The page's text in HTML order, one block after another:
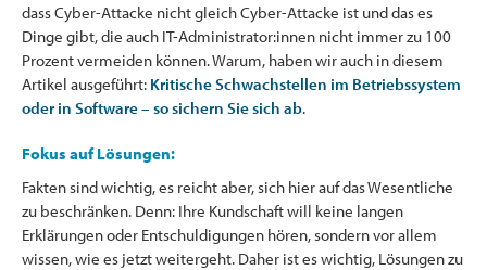
dass Cyber-Attacke nicht gleich Cyber-Attacke ist und das es
Dinge gibt, die auch IT-Administrator:innen nicht immer zu 100
Prozent vermeiden können. Warum, haben wir auch in diesem
Artikel ausgeführt: Kritische Schwachstellen im Betriebssystem
oder in Software – so sichern Sie sich ab.
Fokus auf Lösungen:
Fakten sind wichtig, es reicht aber, sich hier auf das Wesentliche
zu beschränken. Denn: Ihre Kundschaft will keine langen
Erklärungen oder Entschuldigungen hören, sondern vor allem
wissen, wie es jetzt weitergeht. Daher ist es wichtig, Lösungen zu